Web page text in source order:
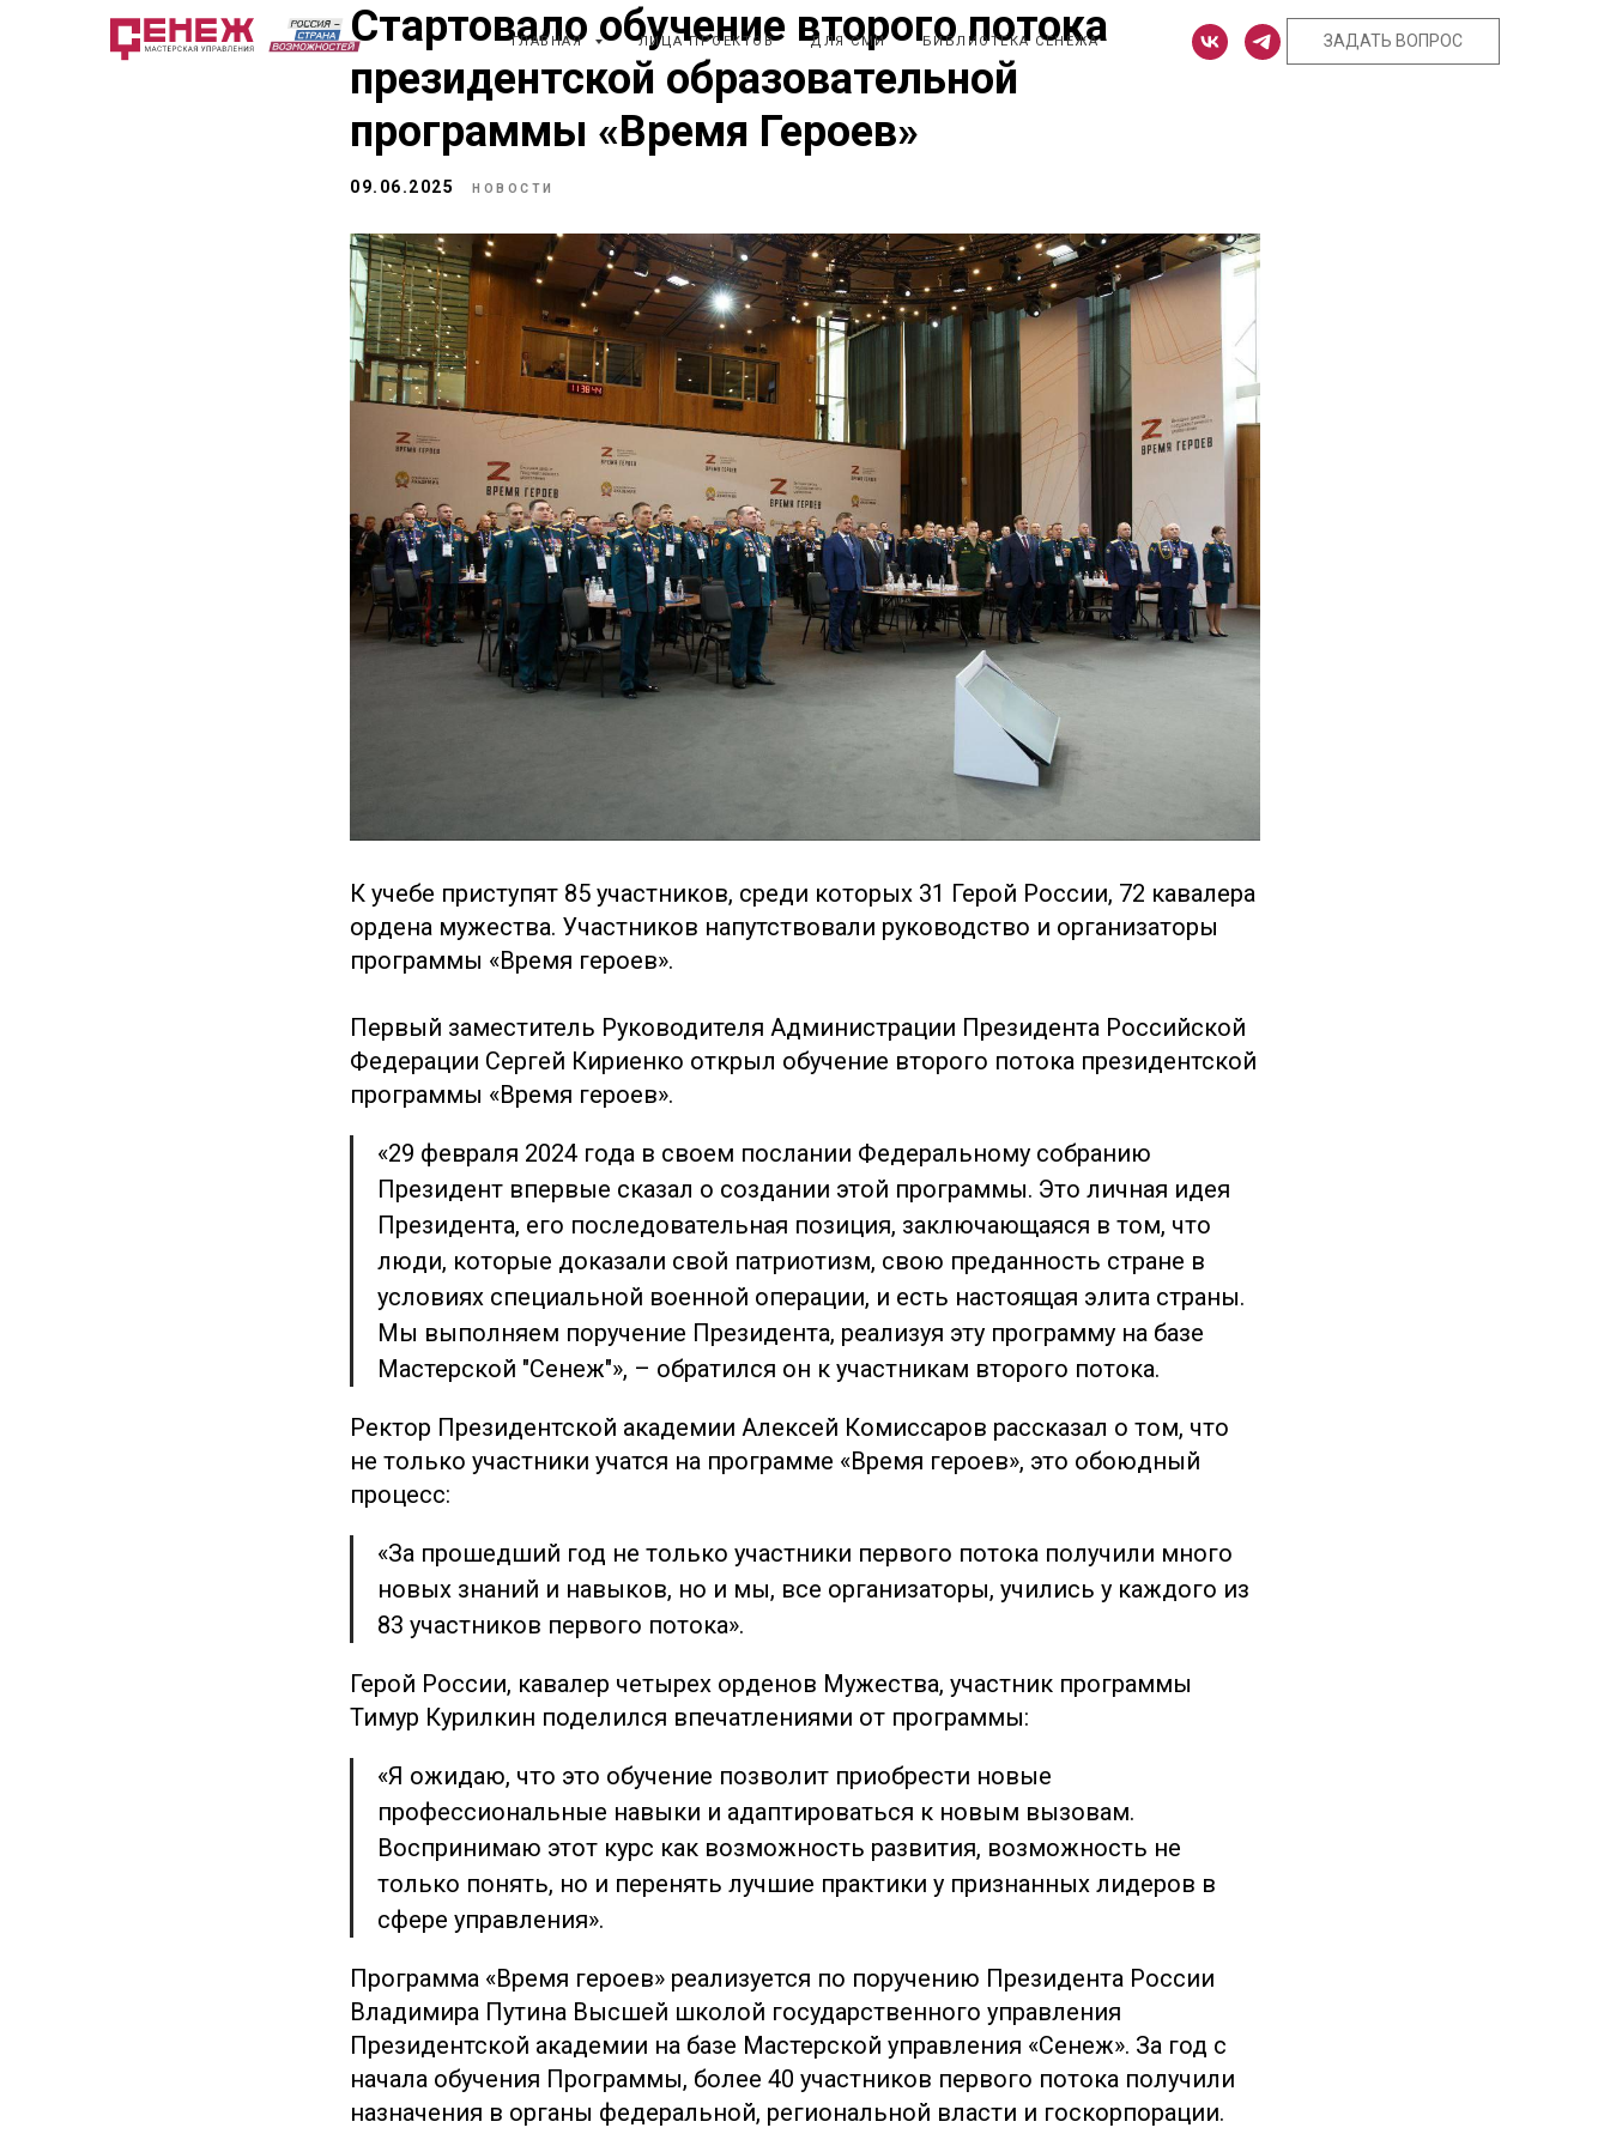
ГЛАВНАЯ ЛИЦА ПРОЕКТОВ ДЛЯ СМИ БИБЛИОТЕКА СЕНЕЖА ЗАДАТЬ ВОПРОС
Стартовало обучение второго потока
президентской образовательной
программы «Время Героев»
09.06.2025 НОВОСТИ
К учебе приступят 85 участников, среди которых 31 Герой России, 72 кавалера
ордена мужества. Участников напутствовали руководство и организаторы
программы «Время героев».
Первый заместитель Руководителя Администрации Президента Российской
Федерации Сергей Кириенко открыл обучение второго потока президентской
программы «Время героев».
«29 февраля 2024 года в своем послании Федеральному собранию
Президент впервые сказал о создании этой программы. Это личная идея
Президента, его последовательная позиция, заключающаяся в том, что
люди, которые доказали свой патриотизм, свою преданность стране в
условиях специальной военной операции, и есть настоящая элита страны.
Мы выполняем поручение Президента, реализуя эту программу на базе
Мастерской "Сенеж"», – обратился он к участникам второго потока.
Ректор Президентской академии Алексей Комиссаров рассказал о том, что
не только участники учатся на программе «Время героев», это обоюдный
процесс:
«За прошедший год не только участники первого потока получили много
новых знаний и навыков, но и мы, все организаторы, учились у каждого из
83 участников первого потока».
Герой России, кавалер четырех орденов Мужества, участник программы
Тимур Курилкин поделился впечатлениями от программы:
«Я ожидаю, что это обучение позволит приобрести новые
профессиональные навыки и адаптироваться к новым вызовам.
Воспринимаю этот курс как возможность развития, возможность не
только понять, но и перенять лучшие практики у признанных лидеров в
сфере управления».
Программа «Время героев» реализуется по поручению Президента России
Владимира Путина Высшей школой государственного управления
Президентской академии на базе Мастерской управления «Сенеж». За год с
начала обучения Программы, более 40 участников первого потока получили
назначения в органы федеральной, региональной власти и госкорпорации.